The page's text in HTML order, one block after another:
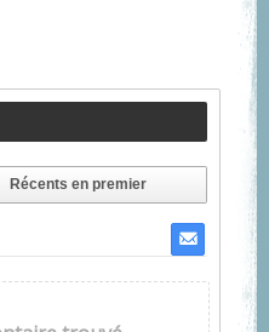
Récents en premier